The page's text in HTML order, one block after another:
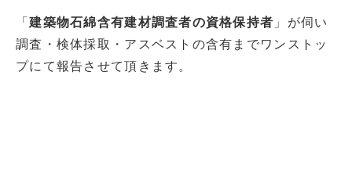
「建築物石綿含有建材調査者の資格保持者 」が伺い
調査・検体採取・アスベストの含有までワンストッ
プにて報告させて頂きます。